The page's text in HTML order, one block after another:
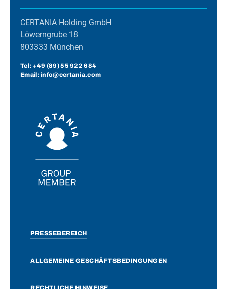
CERTANIA Holding GmbH
Löwerngrube 18
803333 München
Tel: +49 (89) 55 922 684
Email: info@certania.com
PRESSEBEREICH
ALLGEMEINE GESCHÄFTSBEDINGUNGEN